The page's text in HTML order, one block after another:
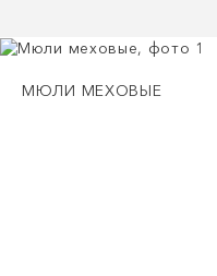
МЮЛИ МЕХОВЫЕ